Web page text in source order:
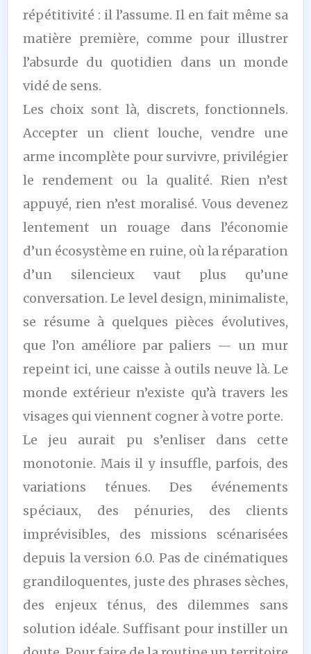
répétitivité : il l’assume. Il en fait même sa
matière première, comme pour illustrer
l’absurde du quotidien dans un monde
vidé de sens.
Les choix sont là, discrets, fonctionnels.
Accepter un client louche, vendre une
arme incomplète pour survivre, privilégier
le rendement ou la qualité. Rien n’est
appuyé, rien n’est moralisé. Vous devenez
lentement un rouage dans l’économie
d’un écosystème en ruine, où la réparation
d’un silencieux vaut plus qu’une
conversation. Le level design, minimaliste,
se résume à quelques pièces évolutives,
que l’on améliore par paliers — un mur
repeint ici, une caisse à outils neuve là. Le
monde extérieur n’existe qu’à travers les
visages qui viennent cogner à votre porte.
Le jeu aurait pu s’enliser dans cette
monotonie. Mais il y insuffle, parfois, des
variations ténues. Des événements
spéciaux, des pénuries, des clients
imprévisibles, des missions scénarisées
depuis la version 6.0. Pas de cinématiques
grandiloquentes, juste des phrases sèches,
des enjeux ténus, des dilemmes sans
solution idéale. Suffisant pour instiller un